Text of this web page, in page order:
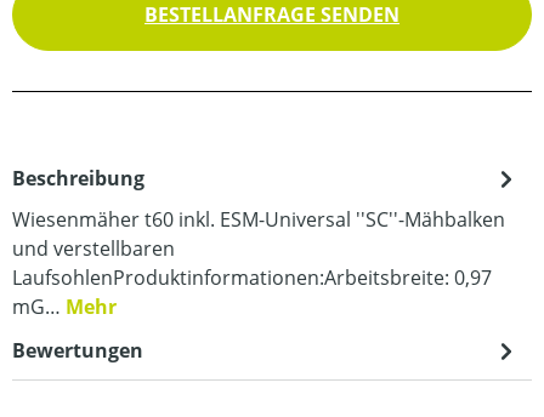
BESTELLANFRAGE SENDEN
Beschreibung
Wiesenmäher t60 inkl. ESM-Universal ''SC''-Mähbalken
und verstellbaren
LaufsohlenProduktinformationen:Arbeitsbreite: 0,97
mG… Mehr
Bewertungen